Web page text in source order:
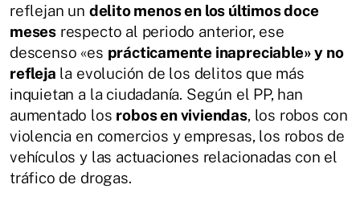
reflejan un delito menos en los últimos doce
meses respecto al periodo anterior, ese
descenso «es prácticamente inapreciable» y no
refleja la evolución de los delitos que más
inquietan a la ciudadanía. Según el PP, han
aumentado los robos en viviendas, los robos con
violencia en comercios y empresas, los robos de
vehículos y las actuaciones relacionadas con el
tráfico de drogas.